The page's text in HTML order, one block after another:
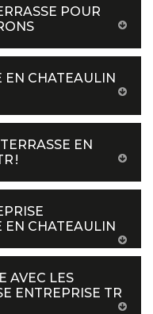
POUR
EN CHATEAULIN
EN
!
EN CHATEAULIN
AVEC LES
ENTREPRISE TR